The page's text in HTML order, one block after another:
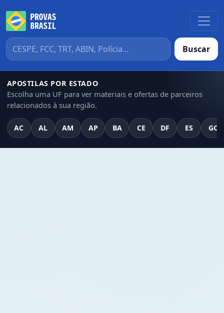
Buscar
APOSTILAS POR ESTADO
Escolha uma UF para ver materiais e ofertas de parceiros
relacionados à sua região.
AC AL AM AP BA CE DF ES GO